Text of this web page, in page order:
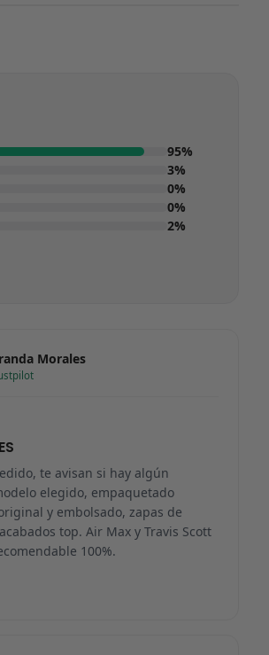
95%
3%
0%
0%
2%
Morales
te avisan si hay algún
elegido, empaquetado
y embolsado, zapas de
top. Air Max y Travis Scott
100%.